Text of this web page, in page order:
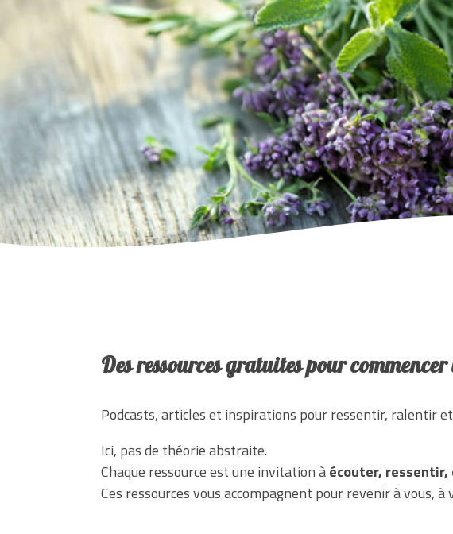
Des ressources gratuites pour
Podcasts, articles et inspirations pour ressentir, ralentir
Ici, pas de théorie abstraite.
Chaque ressource est une invitation àécouter,
Ces ressources vous accompagnent pour revenir à vous,